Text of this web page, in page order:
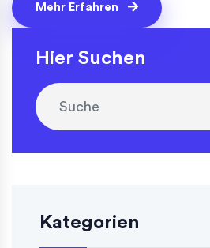
Mehr Erfahren
Hier Suchen
Kategorien